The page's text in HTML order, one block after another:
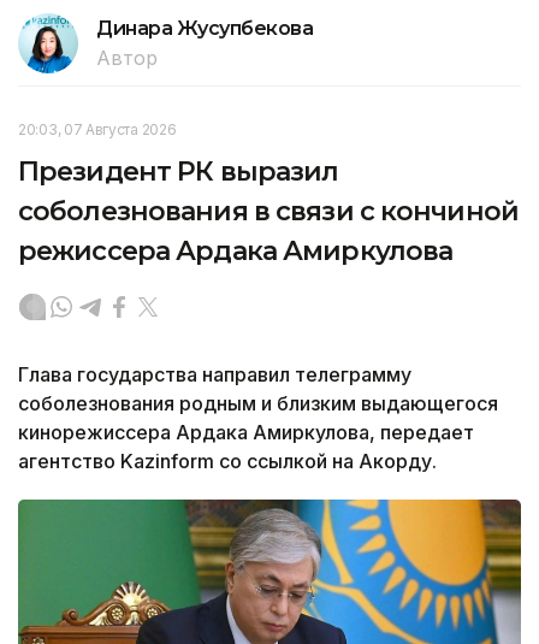
Динара Жусупбекова
Автор
20:03, 07 Августа 2026
Президент РК выразил
соболезнования в связи с кончиной
режиссера Ардака Амиркулова
Глава государства направил телеграмму
соболезнования родным и близким выдающегося
кинорежиссера Ардака Амиркулова, передает
агентство Kazinform со ссылкой на Акорду.